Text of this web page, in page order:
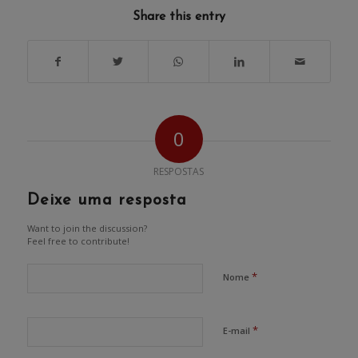
Share this entry
0
RESPOSTAS
Deixe uma resposta
Want to join the discussion?
Feel free to contribute!
Nome *
E-mail *